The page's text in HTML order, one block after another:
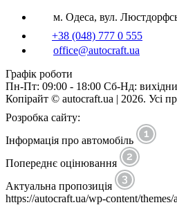
м. Одеса, вул.
+38 (048) 777 0 555
office@autocraft.ua
Графік роботи
Пн-Пт: 09:00 - 18:00 Сб-Нд:
Копірайт © autocraft.ua | 2026. Усі
Розробка сайту:
Інформація про автомобіль
Попереднє оцінювання
Актуальна пропозиція
https://autocraft.ua/wp-content/themes/